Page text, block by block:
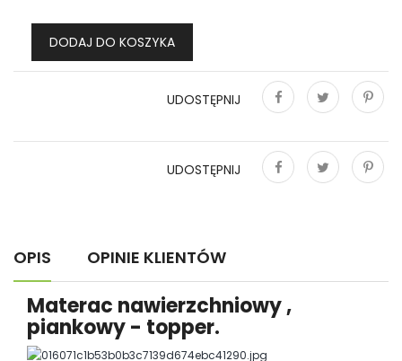
DODAJ DO KOSZYKA
UDOSTĘPNIJ
UdostępnijTweetuj Pinterest
UDOSTĘPNIJ
UdostępnijTweetuj Pinterest
OPIS OPINIE KLIENTÓW
Materac nawierzchniowy ,
piankowy - topper.